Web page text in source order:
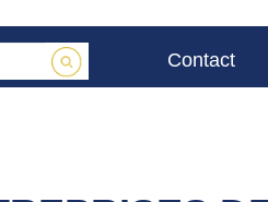
Contact